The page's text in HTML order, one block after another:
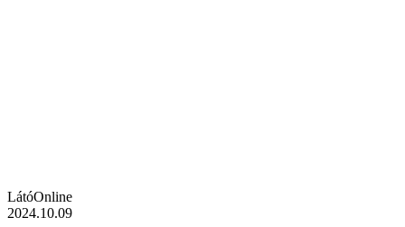
LátóOnline
2024.10.09